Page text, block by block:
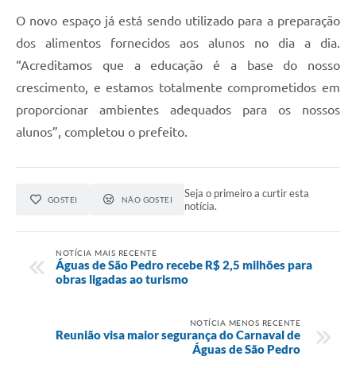
O novo espaço já está sendo utilizado para a preparação
dos alimentos fornecidos aos alunos no dia a dia.
“Acreditamos que a educação é a base do nosso
crescimento, e estamos totalmente comprometidos em
proporcionar ambientes adequados para os nossos
alunos”, completou o prefeito.
GOSTEI NÃO GOSTEI
Seja o primeiro a curtir esta
notícia.
NOTÍCIA MAIS RECENTE
Águas de São Pedro recebe R$ 2,5 milhões para
obras ligadas ao turismo
NOTÍCIA MENOS RECENTE
Reunião visa maior segurança do Carnaval de
Águas de São Pedro